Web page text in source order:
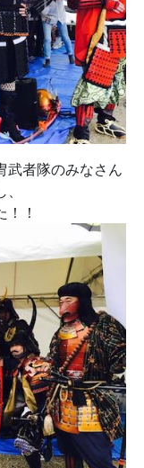
武者隊のみなさん
！